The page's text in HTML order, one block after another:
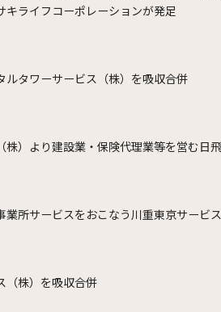
キライフコーポレーションが発足
ルタワーサービス（株）を吸収合併
株）より建設業・保険代理業等を営む日
業所サービスをおこなう川重東京サービ
（株）を吸収合併